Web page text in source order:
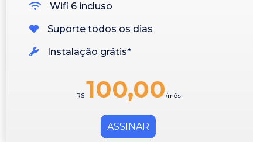
Wifi 6 incluso
Suporte todos os dias
Instalação grátis*
R$ 100,00/mês
ASSINAR